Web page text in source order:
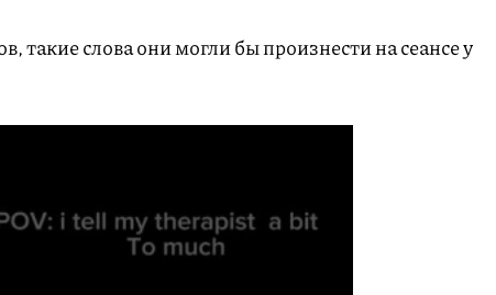
такие слова они могли бы произнести на сеансе у